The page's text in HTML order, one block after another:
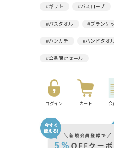
#ギフト #バスローブ
#バスタオル #ブランケ
#ハンカチ #ハンドタオル
#会員限定セール
ログイン カート 会